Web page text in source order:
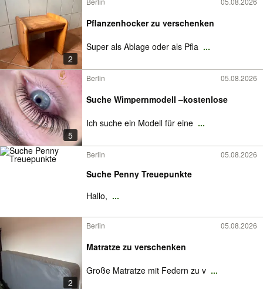
2
Pflanzenhocker zu verschenken
Super als Ablage oder als Pfla ...
5
Berlin 05.08.2026
Suche Wimpernmodell –kostenlose
Ich suche ein Modell für eine ...
Berlin 05.08.2026
Suche Penny Treuepunkte
Hallo, ...
2
Berlin 05.08.2026
Matratze zu verschenken
Große Matratze mit Federn zu v ...